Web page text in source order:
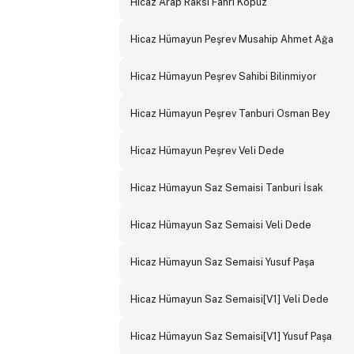
Hicaz Hümayun Peşrev Musahip Ahmet Ağa
Hicaz Hümayun Peşrev Sahibi Bilinmiyor
Hicaz Hümayun Peşrev Tanburi Osman Bey
Hicaz Hümayun Peşrev Veli Dede
Hicaz Hümayun Saz Semaisi Tanburi İsak
Hicaz Hümayun Saz Semaisi Veli Dede
Hicaz Hümayun Saz Semaisi Yusuf Paşa
Hicaz Hümayun Saz Semaisi[V1] Veli Dede
Hicaz Hümayun Saz Semaisi[V1] Yusuf Paşa